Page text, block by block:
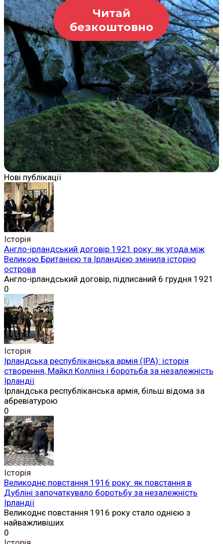
Читай
безкоштовно
Нові публікації
Історія
Англо-ірландський договір 1921 року: як угода між
Великою Британією та Ірландією змінила історію
острова
Англо-ірландський договір, підписаний 6 грудня 1921
0
Історія
Ірландська республіканська армія (ІРА): історія
створення, Майкл Коллінз і боротьба за незалежність
Ірландії
Ірландська республіканська армія, більш відома за
абревіатурою
0
Історія
Великоднє повстання 1916 року: як повстання в
Дубліні започаткувало боротьбу за незалежність
Ірландії
Великоднє повстання 1916 року стало однією з
найважливіших
0